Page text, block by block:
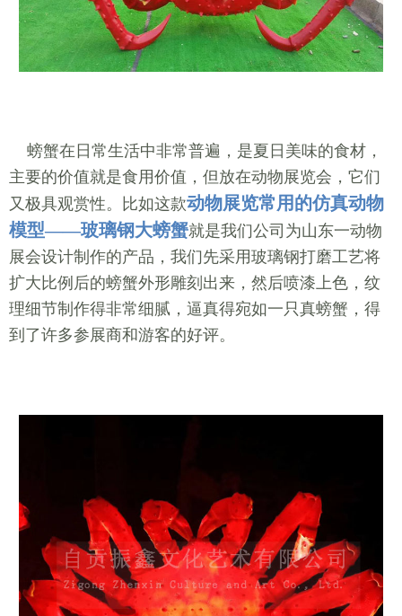
螃蟹在日常生活中非常普遍，是夏日美味的食材，
主要的价值就是食用价值，但放在动物展览会，它们
又极具观赏性。比如这款动物展览常用的仿真动物
模型——玻璃钢大螃蟹就是我们公司为山东一动物
展会设计制作的产品，我们先采用玻璃钢打磨工艺将
扩大比例后的螃蟹外形雕刻出来，然后喷漆上色，纹
理细节制作得非常细腻，逼真得宛如一只真螃蟹，得
到了许多参展商和游客的好评。